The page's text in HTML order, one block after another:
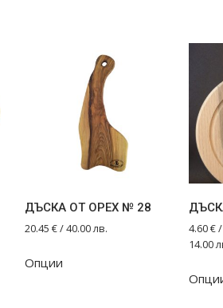
ДЪСКА ОТ ОРЕХ № 28
20.45€/ 40.00 лв.
Опции
4.60€/
14.00